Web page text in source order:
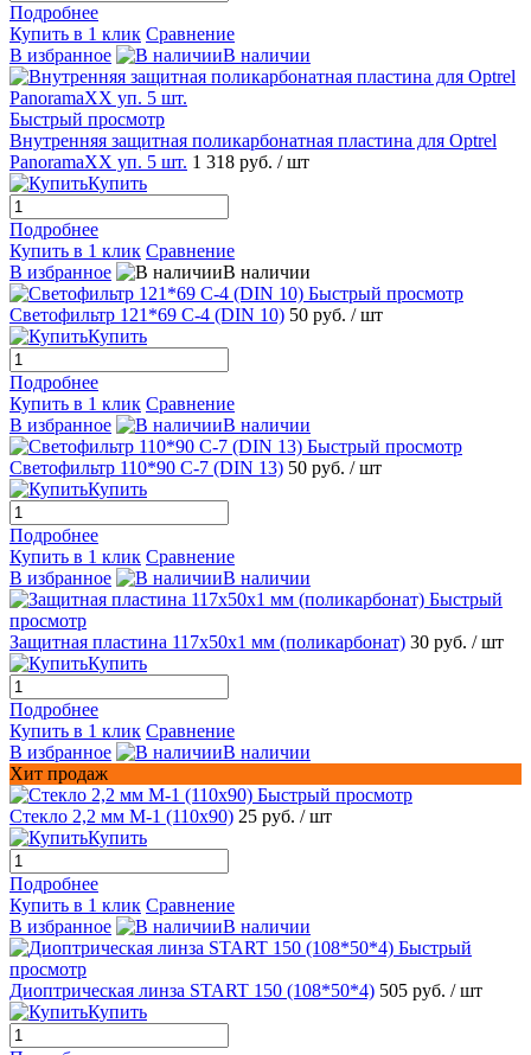
Подробнее
Купить в 1 клик Сравнение
В избранное
В наличии
Быстрый просмотр
Внутренняя защитная поликарбонатная пластина для Optrel
PanoramaXX уп. 5 шт. 1 318 руб. / шт
Купить
Подробнее
Купить в 1 клик Сравнение
В избранное
В наличии
Быстрый просмотр
Светофильтр 121*69 С-4 (DIN 10) 50 руб. / шт
Купить
Подробнее
Купить в 1 клик Сравнение
В избранное
В наличии
Быстрый просмотр
Светофильтр 110*90 С-7 (DIN 13) 50 руб. / шт
Купить
Подробнее
Купить в 1 клик Сравнение
В избранное
В наличии
Быстрый
просмотр
Защитная пластина 117х50x1 мм (поликарбонат) 30 руб. / шт
Купить
Подробнее
Купить в 1 клик Сравнение
В избранное
В наличии
Хит продаж
Быстрый просмотр
Стекло 2,2 мм М-1 (110х90) 25 руб. / шт
Купить
Подробнее
Купить в 1 клик Сравнение
В избранное
В наличии
Быстрый
просмотр
Диоптрическая линза START 150 (108*50*4) 505 руб. / шт
Купить